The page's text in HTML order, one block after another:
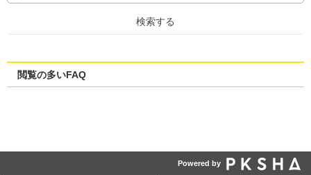
検索する
閲覧の多いFAQ
Powered by